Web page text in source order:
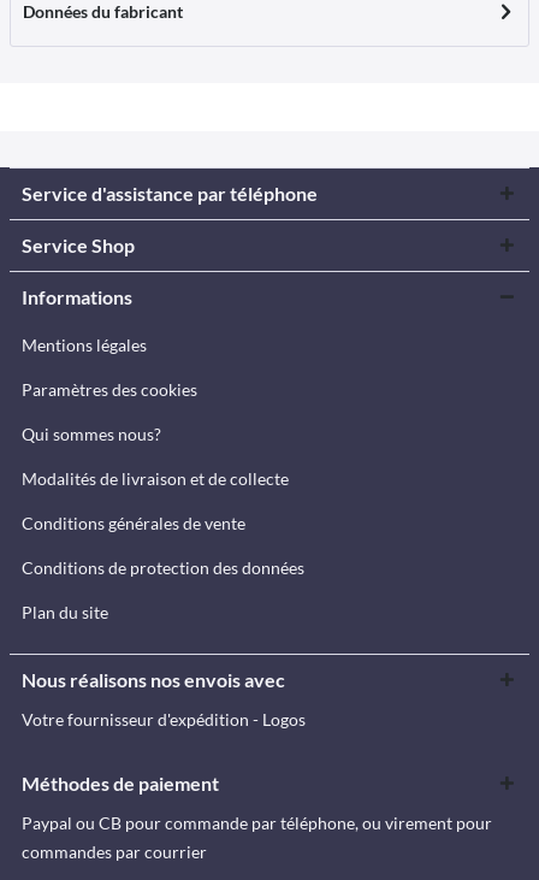
Données du fabricant
Service d'assistance par téléphone
Service Shop
Informations
Mentions légales
Paramètres des cookies
Qui sommes nous?
Modalités de livraison et de collecte
Conditions générales de vente
Conditions de protection des données
Plan du site
Nous réalisons nos envois avec
Votre fournisseur d'expédition - Logos
Méthodes de paiement
Paypal ou CB pour commande par téléphone, ou virement pour
commandes par courrier